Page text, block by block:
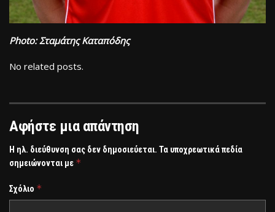
Photo: Σταμάτης Καταπόδης
No related posts.
Αφήστε μια απάντηση
Η ηλ. διεύθυνση σας δεν δημοσιεύεται. Τα υποχρεωτικά πεδία
σημειώνονται με *
Σχόλιο *